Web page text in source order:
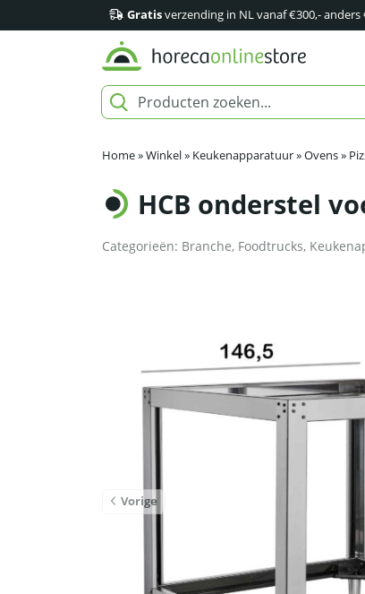
Gratisverzending in NL vanaf €300,- anders
Home»Winkel» Keukenapparatuur»Ovens»
HCB onderstel
Categorieën: Branche, Foodtrucks,
Vorige